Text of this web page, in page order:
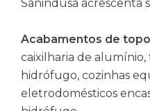
Sanindusa acrescenta
Acabamentos de topo
caixilharia de
hidrófugo, cozinhas
eletrodomésticos